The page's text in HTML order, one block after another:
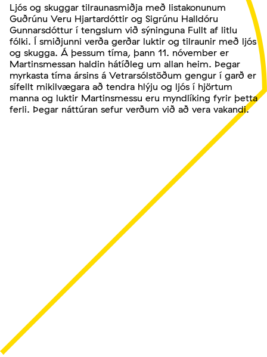
Ljós og skuggar tilraunasmiðja með listakonunum
Guðrúnu Veru Hjartardóttir og Sigrúnu Halldóru
Gunnarsdóttur í tengslum við sýninguna Fullt af litlu
fólki. Í smiðjunni verða gerðar luktir og tilraunir með ljós
og skugga. Á þessum tíma, þann 11. nóvember er
Martinsmessan haldin hátíðleg um allan heim. Þegar
myrkasta tíma ársins á Vetrarsólstöðum gengur í garð er
sífellt mikilvægara að tendra hlýju og ljós í hjörtum
manna og luktir Martinsmessu eru myndlíking fyrir þetta
ferli. Þegar náttúran sefur verðum við að vera vakandi.